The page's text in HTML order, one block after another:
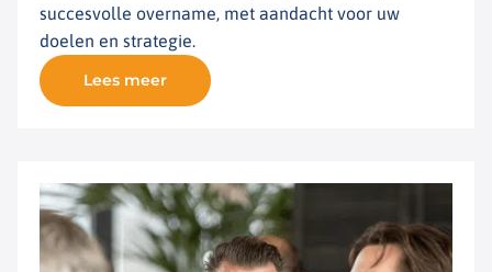
succesvolle overname, met aandacht voor uw
doelen en strategie.
Lees meer